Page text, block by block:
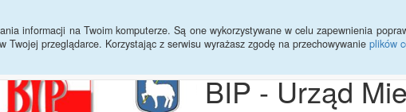
informacji na Twoim komputerze. Są one wykorzystywane w celu zapewnienia
przeglądarce. Korzystając z serwisu wyrażasz zgodę na przechowywanie plików
BIP - Urząd